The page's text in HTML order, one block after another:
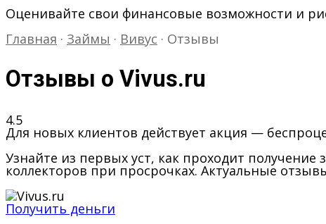
Оценивайте свои финансовые возможности и
Главная · Займы · Вивус · Отзывы
Отзывы о Vivus.ru
4.5
Для новых клиентов действует акция —
Узнайте из первых уст, как проходит
коллекторов при просрочках. Актуальные
Получить деньги